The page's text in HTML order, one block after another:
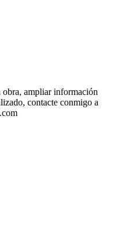
obra, ampliar información
contacte conmigo a